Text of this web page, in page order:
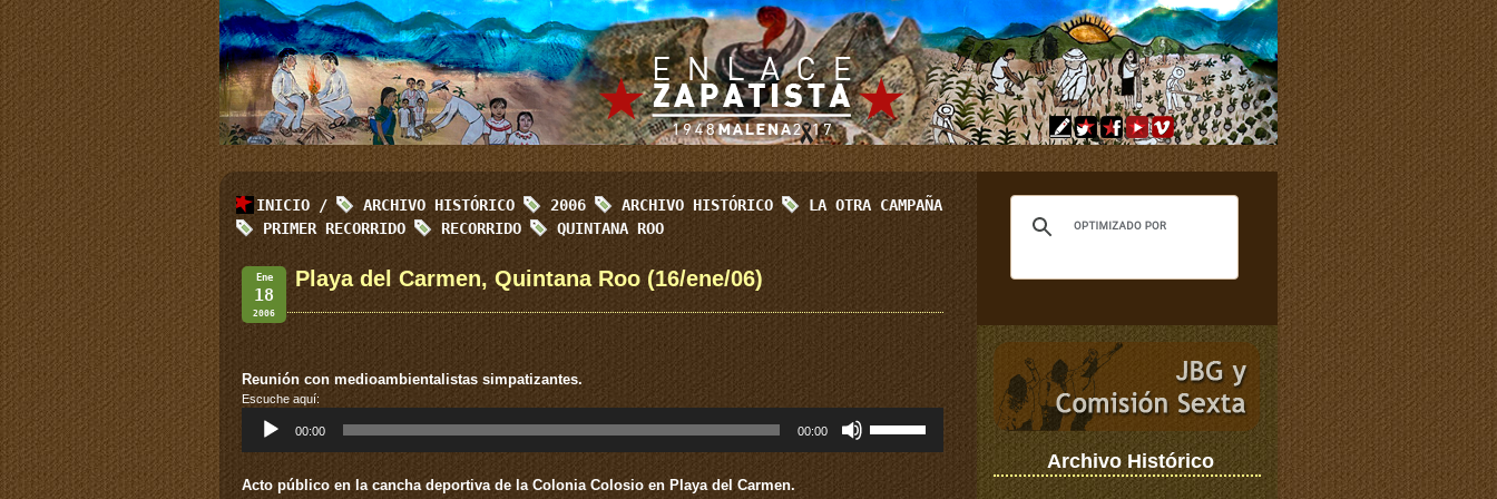
INICIO / ARCHIVO HISTÓRICO 2006 ARCHIVO HISTÓRICO
LA OTRA CAMPAÑA
PRIMER RECORRIDO
RECORRIDO QUINTANA ROO
Ene
18
2006
Playa del Carmen, Quintana Roo (16/ene/06)
Reunión con medioambientalistas simpatizantes.
Escuche aquí:
Reproductor
audio
00:00 00:00
las
de
Acto público en la cancha deportiva de la Colonia Colosio en Playa del Carmen.
Archivo Histórico